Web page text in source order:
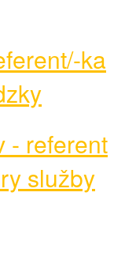
ka
- referent
služby